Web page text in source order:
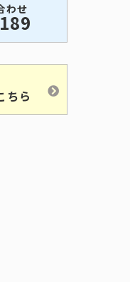
わせ
ちら